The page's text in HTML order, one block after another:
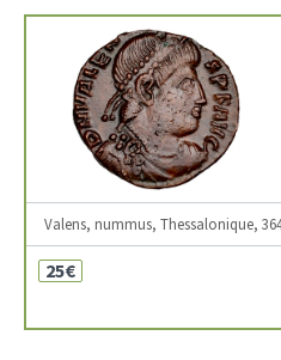
Valens, nummus, Thessalonique,
25€